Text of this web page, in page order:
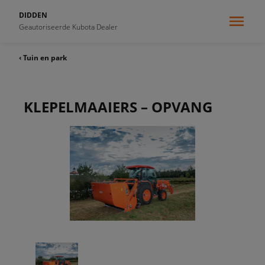
DIDDEN
Geautoriseerde Kubota Dealer
‹ Tuin en park
KLEPELMAAIERS – OPVANG